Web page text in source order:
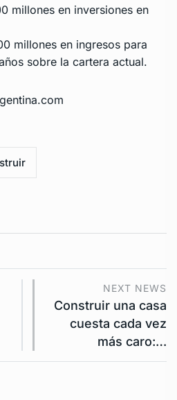
millones en inversiones en
millones en ingresos para
sobre la cartera actual.
NEXT NEWS
Construir una casa
cuesta cada vez
más caro:…